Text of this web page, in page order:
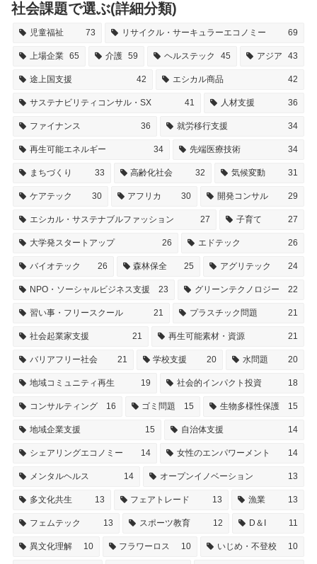
社会課題で選ぶ(詳細分類)
児童福祉 73 リサイクル・サーキュラーエコノミー 69
上場企業 65 介護 59 ヘルステック 45 アジア 43
途上国支援 42 エシカル商品 42
サステナビリティコンサル・SX 41 人材支援 36
ファイナンス 36 就労移行支援 34
再生可能エネルギー 34 先端医療技術 34
まちづくり 33 高齢化社会 32 気候変動 31
ケアテック 30 アフリカ 30 開発コンサル 29
エシカル・サステナブルファッション 27 子育て 27
大学発スタートアップ 26 エドテック 26
バイオテック 26 森林保全 25 アグリテック 24
NPO・ソーシャルビジネス支援 23 グリーンテクノロジー 22
習い事・フリースクール 21 プラスチック問題 21
社会起業家支援 21 再生可能素材・資源 21
バリアフリー社会 21 学校支援 20 水問題 20
地域コミュニティ再生 19 社会的インパクト投資 18
コンサルティング 16 ゴミ問題 15 生物多様性保護 15
地域企業支援 15 自治体支援 14
シェアリングエコノミー 14 女性のエンパワーメント 14
メンタルヘルス 14 オープンイノベーション 13
多文化共生 13 フェアトレード 13 漁業 13
フェムテック 13 スポーツ教育 12 D＆I 11
異文化理解 10 フラワーロス 10 いじめ・不登校 10